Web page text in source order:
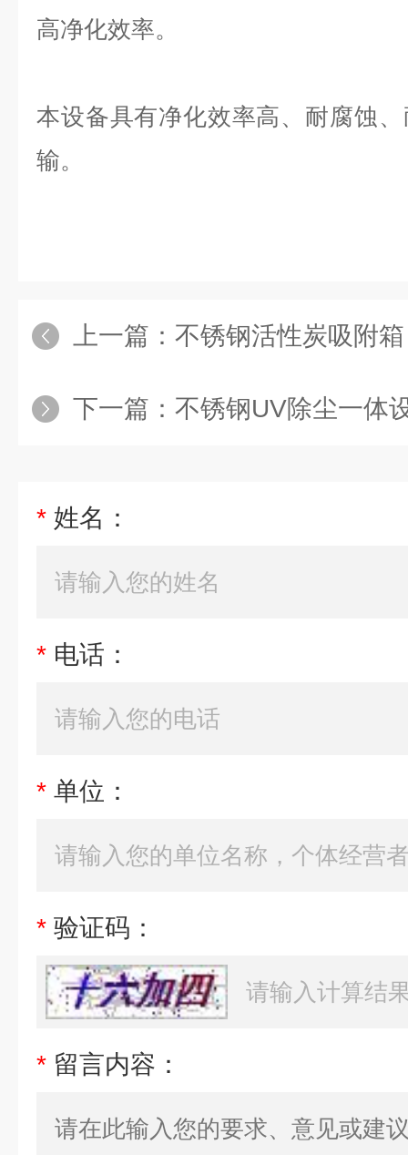
高净化效率。
本设备具有净化效率高、耐腐蚀
输。
上一篇： 不锈钢活性炭吸附箱
下一篇： 不锈钢UV除尘一体
* 姓名：
* 电话：
* 单位：
* 验证码：
* 留言内容：